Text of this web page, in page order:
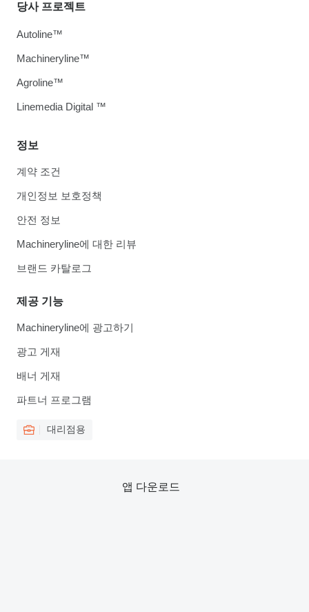
정보
계약 조건
개인정보 보호정책
안전 정보
Machineryline에 대한 리뷰
브랜드 카탈로그
제공 기능
Machineryline에 광고하기
광고 게재
배너 게재
파트너 프로그램
대리점용
당사 프로젝트
Autoline™
Machineryline™
Agroline™
Linemedia Digital ™
앱 다운로드